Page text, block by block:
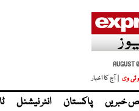
AUGUST
| آج کا اخبار
خبریں پاکستان انٹر نیشنل